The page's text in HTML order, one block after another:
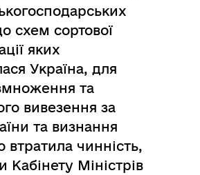
схем сортової
яких
Україна, для
та
вивезення за
та визнання
чинність,
Кабінету Міністрів